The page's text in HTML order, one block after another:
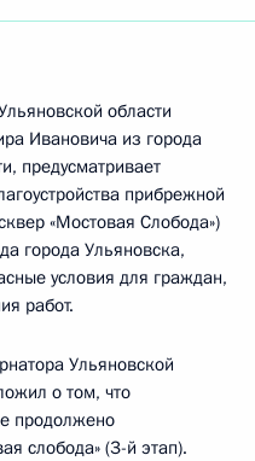
области
Ивановича из города
предусматривает
прибрежной
«Мостовая Слобода»)
города Ульяновска,
условия для граждан,
работ.
Ульяновской
о том, что
продолжено
слобода» (3-й этап).